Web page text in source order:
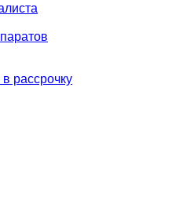
рассрочку